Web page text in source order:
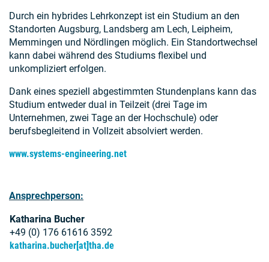
Durch ein hybrides Lehrkonzept ist ein Studium an den
Standorten Augsburg, Landsberg am Lech, Leipheim,
Memmingen und Nördlingen möglich. Ein Standortwechsel
kann dabei während des Studiums flexibel und
unkompliziert erfolgen.
Dank eines speziell abgestimmten Stundenplans kann das
Studium entweder dual in Teilzeit (drei Tage im
Unternehmen, zwei Tage an der Hochschule) oder
berufsbegleitend in Vollzeit absolviert werden.
www.systems-engineering.net
Ansprechperson:
Katharina Bucher
+49 (0) 176 61616 3592
katharina.bucher[at]tha.de